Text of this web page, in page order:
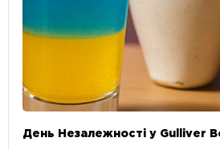
День Незалежності у Gulliver